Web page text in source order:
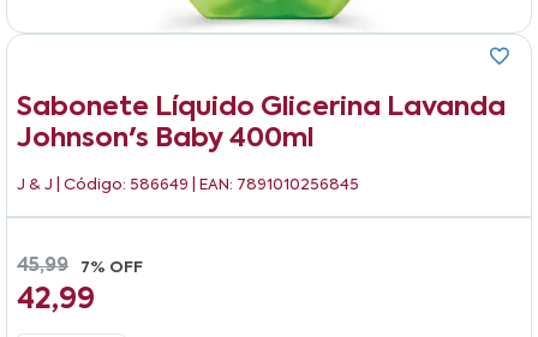
Sabonete Líquido Glicerina Lavanda
Johnson's Baby 400ml
J & J | Código: 586649 | EAN: 7891010256845
45,99 7% OFF
42,99